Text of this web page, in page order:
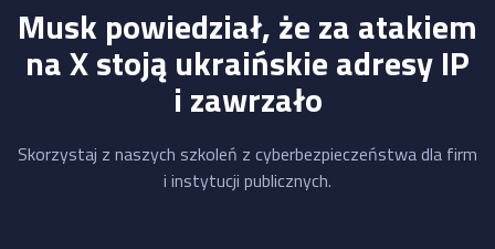
Musk powiedział, że za atakiem
na X stoją ukraińskie adresy IP
i zawrzało
Skorzystaj z naszych szkoleń z cyberbezpieczeństwa dla firm
i instytucji publicznych.